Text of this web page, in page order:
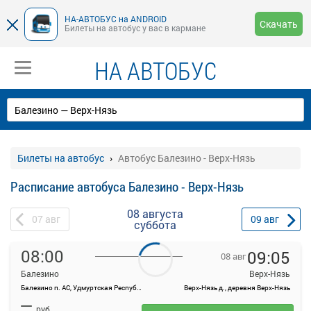
НА-АВТОБУС на ANDROID
Билеты на автобус у вас в кармане
Скачать
НА АВТОБУС
Билеты на автобус Автобус Балезино - Верх-Нязь
Расписание автобуса Балезино - Верх-Нязь
07 авг 08 августа
суббота 09 авг
08:00
Балезино
Балезино п. АС, Удмуртская Республика, Балезино с., ул. Короленко, 3
08 авг09:05
Верх-Нязь
Верх-Нязь д., деревня Верх-Нязь
—
На данной странице вы можете ознакомиться с расписанием и
купить билет онлайн на автобус Балезино - Верх-Нязь.